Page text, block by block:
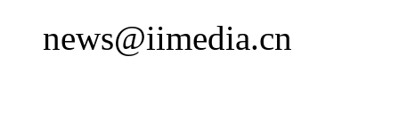
news@iimedia.cn